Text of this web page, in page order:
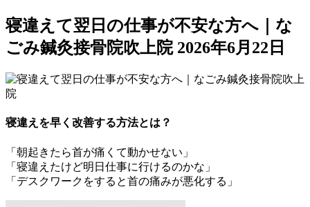
寝違えて翌日の仕事が不安な方へ｜な
ごみ鍼灸接骨院吹上院 2026年6月22日
寝違えを早く改善する方法とは？
「朝起きたら首が痛くて動かせない」
「寝違えたけど明日仕事に行けるのかな」
「デスクワークをすると首の痛みが悪化する」